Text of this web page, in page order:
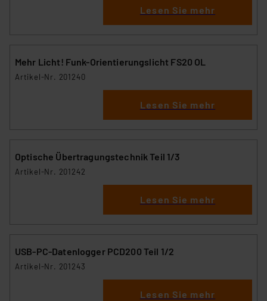
Überwachungsprogrammen verarbeiten, ohne dass
sich auf die Standarddatenschutzklauseln der
Europäischen Kommission sowie einer eigenen
insbesondere der Art der übermittelten Daten,
Impressum | Datenschutzerklärung
Lesen Sie mehr
Mehr Licht! Funk-Orientierungslicht FS20 OL
Artikel-Nr. 201240
Lesen Sie mehr
Optische Übertragungstechnik Teil 1/3
Artikel-Nr. 201242
Lesen Sie mehr
USB-PC-Datenlogger PCD200 Teil 1/2
Artikel-Nr. 201243
Lesen Sie mehr